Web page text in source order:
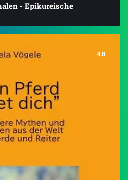
- Epikureische
4.8